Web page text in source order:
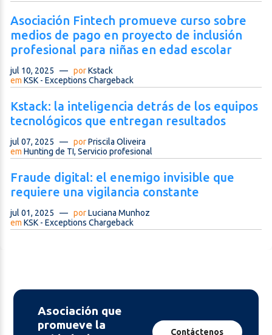
Asociación Fintech promueve curso sobre
medios de pago en proyecto de inclusión
profesional para niñas en edad escolar
jul 10, 2025 — porKstack
em KSK - Exceptions Chargeback
Kstack: la inteligencia detrás de los equipos
tecnológicos que entregan resultados
jul 07, 2025 — porPriscila Oliveira
em Hunting de TI, Servicio profesional
Fraude digital: el enemigo invisible que
requiere una vigilancia constante
jul 01, 2025 — porLuciana Munhoz
em KSK - Exceptions Chargeback
Asociación que
promueve la
Contáctenos